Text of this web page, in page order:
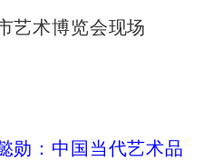
术博览会现场
勋：中国当代艺术品